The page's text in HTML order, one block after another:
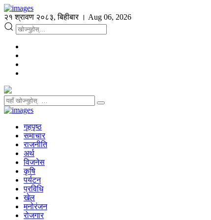
२१ श्रावण २०८३, बिहीबार । Aug 06, 2026
गृहपृष्ठ
समाचार
राजनीति
अर्थ
विजनेस
कृषि
पर्यटन
प्रविधि
खेल
मनोरंजन
रोजगार